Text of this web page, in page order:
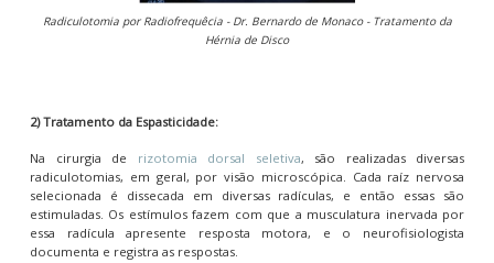
Radiculotomia por Radiofrequêcia - Dr. Bernardo de Monaco - Tratamento da
Hérnia de Disco
2) Tratamento da Espasticidade:
Na cirurgia de rizotomia dorsal seletiva, são realizadas diversas
radiculotomias, em geral, por visão microscópica. Cada raíz nervosa
selecionada é dissecada em diversas radículas, e então essas são
estimuladas. Os estímulos fazem com que a musculatura inervada por
essa radícula apresente resposta motora, e o neurofisiologista
documenta e registra as respostas.